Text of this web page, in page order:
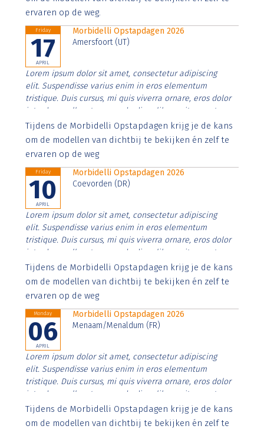
ervaren op de weg.
Friday
17
APRIL
Morbidelli Opstapdagen 2026
Amersfoort (UT)
Lorem ipsum dolor sit amet, consectetur adipiscing
elit. Suspendisse varius enim in eros elementum
tristique. Duis cursus, mi quis viverra ornare, eros dolor
interdum nulla, ut commodo diam libero vitae erat.
Aenean faucibus nibh et justo cursus id rutrum lorem
imperdiet. Nunc ut sem vitae risus tristique posuere.
Tijdens de Morbidelli Opstapdagen krijg je de kans
om de modellen van dichtbij te bekijken én zelf te
ervaren op de weg
Friday
10
APRIL
Morbidelli Opstapdagen 2026
Coevorden (DR)
Lorem ipsum dolor sit amet, consectetur adipiscing
elit. Suspendisse varius enim in eros elementum
tristique. Duis cursus, mi quis viverra ornare, eros dolor
interdum nulla, ut commodo diam libero vitae erat.
Aenean faucibus nibh et justo cursus id rutrum lorem
imperdiet. Nunc ut sem vitae risus tristique posuere.
Tijdens de Morbidelli Opstapdagen krijg je de kans
om de modellen van dichtbij te bekijken én zelf te
ervaren op de weg
Monday
06
APRIL
Morbidelli Opstapdagen 2026
Menaam/Menaldum (FR)
Lorem ipsum dolor sit amet, consectetur adipiscing
elit. Suspendisse varius enim in eros elementum
tristique. Duis cursus, mi quis viverra ornare, eros dolor
interdum nulla, ut commodo diam libero vitae erat.
Aenean faucibus nibh et justo cursus id rutrum lorem
imperdiet. Nunc ut sem vitae risus tristique posuere.
Tijdens de Morbidelli Opstapdagen krijg je de kans
om de modellen van dichtbij te bekijken én zelf te